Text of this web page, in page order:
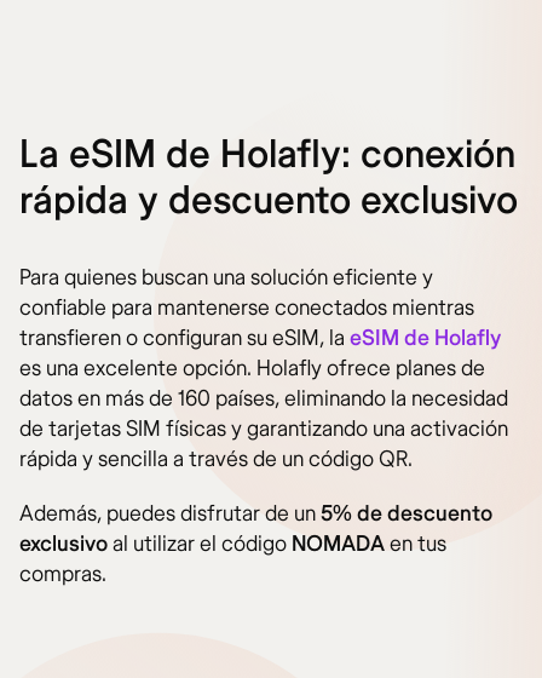
La eSIM de Holafly: conexión
rápida y descuento exclusivo
Para quienes buscan una solución eficiente y
confiable para mantenerse conectados mientras
transfieren o configuran su eSIM, la eSIM de Holafly
es una excelente opción. Holafly ofrece planes de
datos en más de 160 países, eliminando la necesidad
de tarjetas SIM físicas y garantizando una activación
rápida y sencilla a través de un código QR.
Además, puedes disfrutar de un5% de descuento
exclusivoal utilizar el código NOMADAen tus
compras.